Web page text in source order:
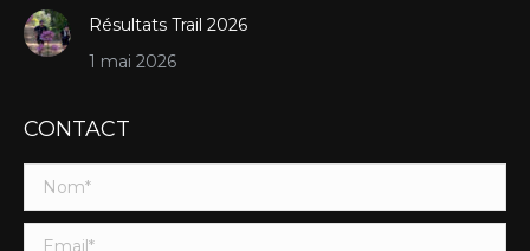
Résultats Trail 2026
1 mai 2026
CONTACT